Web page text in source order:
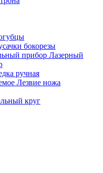
бокорезы
Лазерный
ручная
Лезвие ножа
круг